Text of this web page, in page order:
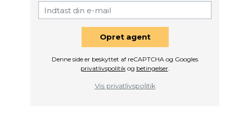
Opret agent
Denne side er beskyttet af reCAPTCHA og Googles
privatlivspolitikog betingelser.
Vis privatlivspolitik